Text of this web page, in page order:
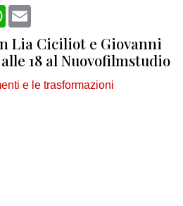
WhatsApp
Email
Lia Ciciliot e Giovanni
18 al Nuovofilmstudio